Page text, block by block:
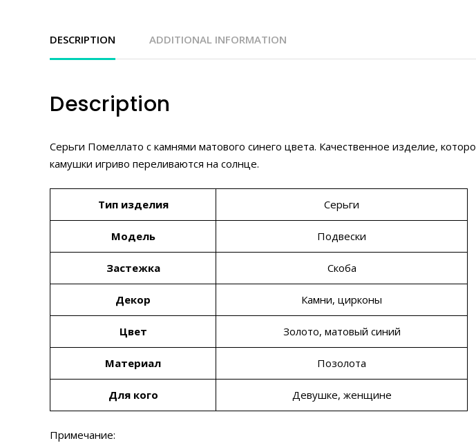
DESCRIPTION ADDITIONAL INFORMATION
Description
Серьги Помеллато с камнями матового синего цвета. Качественное изделие,
камушки игриво переливаются на солнце.
Тип изделия Серьги
Модель Подвески
Застежка Скоба
Декор Камни, цирконы
Цвет Золото, матовый синий
Материал Позолота
Для кого Девушке, женщине
Примечание: